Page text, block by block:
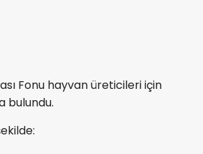
Fonu hayvan üreticileri için
bulundu.